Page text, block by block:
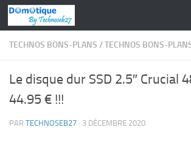
Skip to content
TECHNOS BONS-PLANS /TECHNOS BONS-
Le disque dur SSD 2.5″ Crucial
44.95 € !!!
PAR TECHNOSEB27 · 3 DÉCEMBRE 2020